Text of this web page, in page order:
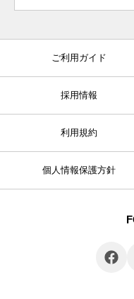
ご利用ガイド
採用情報
利用規約
個人情報保護方針